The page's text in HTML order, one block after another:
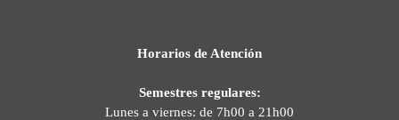
Horarios de Atención
Semestres regulares:
Lunes a viernes: de 7h00 a 21h00